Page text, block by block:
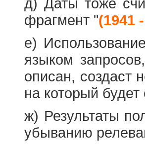
фрагмент "(1941
е)
языком
описан, создаст
на который
ж) Результаты
убыванию